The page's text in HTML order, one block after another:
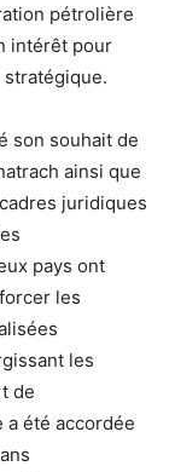
pétrolière
intérêt pour
stratégique.
son souhait de
ainsi que
juridiques
pays ont
les
les
de
été accordée